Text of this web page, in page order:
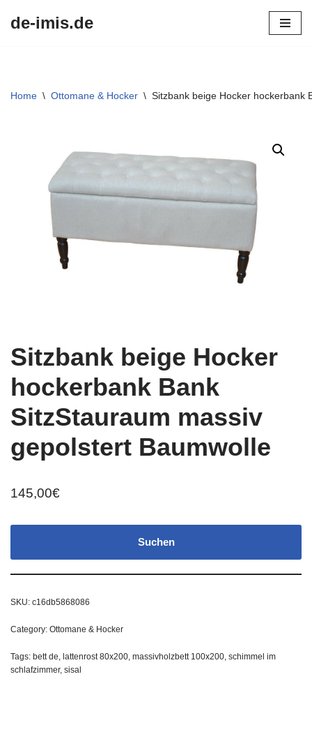
de-imis.de
Home \ Ottomane & Hocker \ Sitzbank beige Hocker hockerbank
Sitzbank beige Hocker
hockerbank Bank
SitzStauraum massiv
gepolstert Baumwolle
145,00€
Suchen
SKU: c16db5868086
Category: Ottomane & Hocker
Tags: bett de, lattenrost 80x200, massivholzbett 100x200, schimmel im
schlafzimmer, sisal